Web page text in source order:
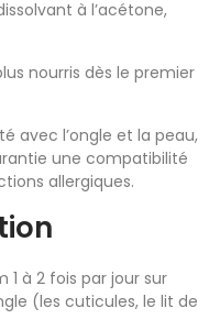
à l’acétone,
nourris dès le premier
avec l’ongle et la peau,
une compatibilité
allergiques.
1 à 2 fois par jour sur
(les cuticules, le lit de